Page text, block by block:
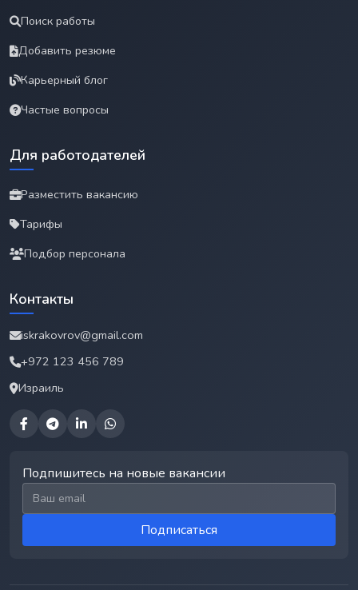
Поиск работы
Добавить резюме
Карьерный блог
Частые вопросы
Для работодателей
Разместить вакансию
Тарифы
Подбор персонала
Контакты
iskrakovrov@gmail.com
+972 123 456 789
Израиль
Подпишитесь на новые вакансии
Email для подписки
Подписаться